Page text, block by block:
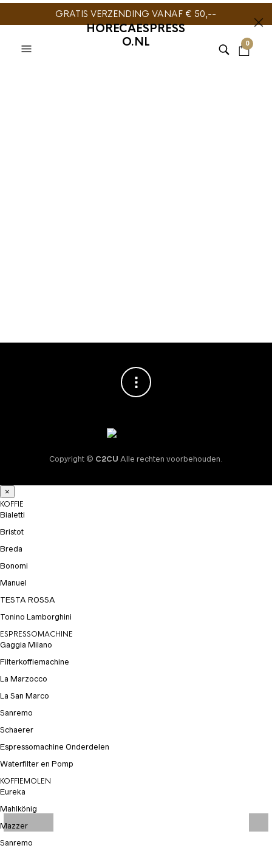
GRATIS VERZENDING VANAF € 50,--
HORECAESPRESS
O.NL
0
Copyright © C2CU Alle rechten voorbehouden.
×
KOFFIE
Bialetti
Bristot
Breda
Bonomi
Manuel
TESTA ROSSA
Tonino Lamborghini
ESPRESSOMACHINE
Gaggia Milano
Filterkoffiemachine
La Marzocco
La San Marco
Sanremo
Schaerer
Espressomachine Onderdelen
Waterfilter en Pomp
KOFFIEMOLEN
Eureka
Mahlkönig
Mazzer
Sanremo